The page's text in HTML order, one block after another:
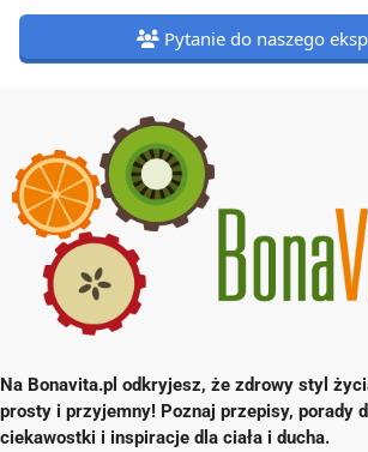
Pytanie do naszego
Na Bonavita.pl odkryjesz, że zdrowy styl
prosty i przyjemny! Poznaj przepisy, porady
ciekawostki i inspiracje dla ciała i ducha.